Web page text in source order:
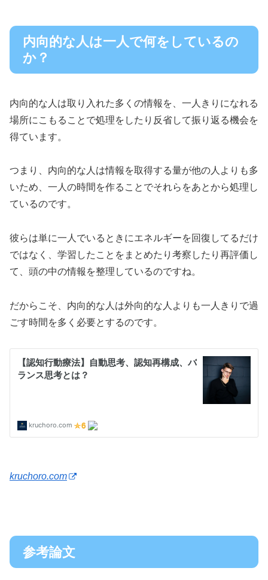
内向的な人は一人で何をしているの
か？
内向的な人は取り入れた多くの情報を、一人きりになれる
場所にこもることで処理をしたり反省して振り返る機会を
得ています。
つまり、内向的な人は情報を取得する量が他の人よりも多
いため、一人の時間を作ることでそれらをあとから処理し
ているのです。
彼らは単に一人でいるときにエネルギーを回復してるだけ
ではなく、学習したことをまとめたり考察したり再評価し
て、頭の中の情報を整理しているのですね。
だからこそ、内向的な人は外向的な人よりも一人きりで過
ごす時間を多く必要とするのです。
kruchoro.com
参考論文